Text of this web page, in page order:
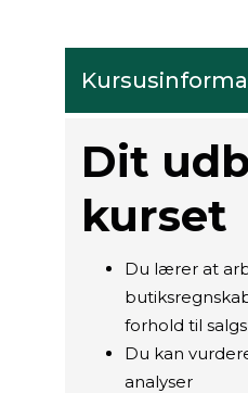
Dit
kurset
Du lærer at
forhold til
Du kan
analyser